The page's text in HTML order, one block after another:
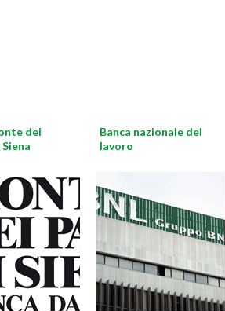
dei
Banca nazionale del
lavoro